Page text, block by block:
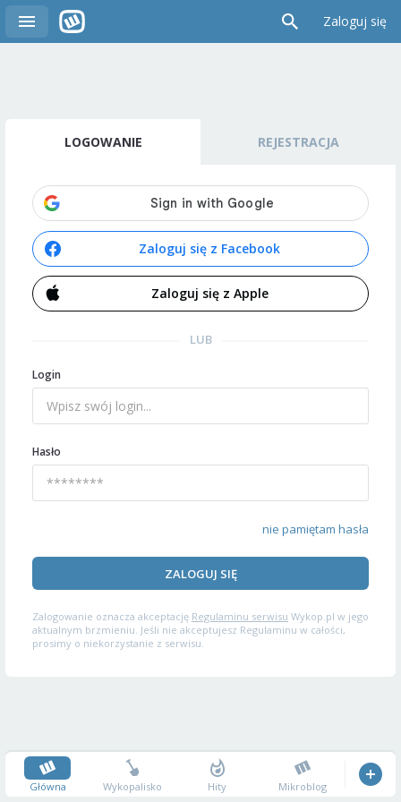
Zaloguj się
LOGOWANIE REJESTRACJA
Zaloguj się z Facebook
Zaloguj się z Apple
LUB
Login
Hasło
nie pamiętam hasła
ZALOGUJ SIĘ
Zalogowanie oznacza akceptację Regulaminu serwisu Wykop.pl w jego
aktualnym brzmieniu. Jeśli nie akceptujesz Regulaminu w całości,
prosimy o niekorzystanie z serwisu.
Główna Wykopalisko Hity Mikroblog